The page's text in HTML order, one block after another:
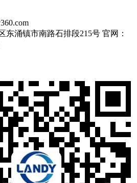
东涌镇市南路石排段215号 官网：